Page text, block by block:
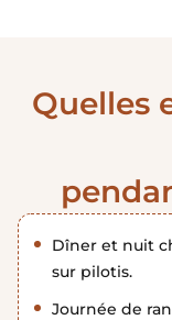
Quelles
Dîner et nuit
sur pilotis.
Journée de